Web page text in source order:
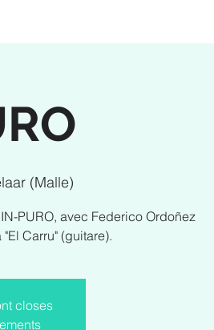
(Malle)
PURO, avec Federico Ordoñez
Carru" (guitare).
closes